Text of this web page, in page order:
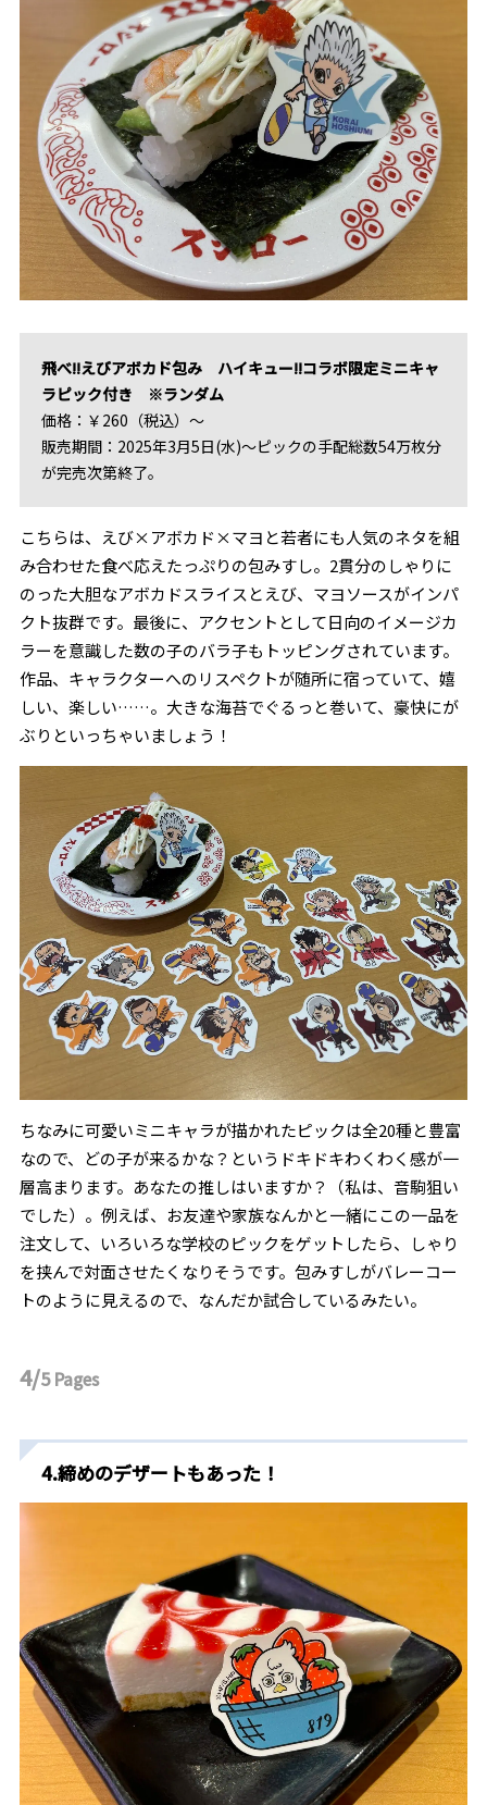
飛べ!!えびアボカド包み ハイキュー!!コラボ限定ミニキャ
ラピック付き ※ランダム
価格：￥260（税込）～
販売期間：2025年3月5日(水)～ピックの手配総数54万枚分
が完売次第終了。
こちらは、えび×アボカド×マヨと若者にも人気のネタを組
み合わせた食べ応えたっぷりの包みすし。2貫分のしゃりに
のった大胆なアボカドスライスとえび、マヨソースがインパ
クト抜群です。最後に、アクセントとして日向のイメージカ
ラーを意識した数の子のバラ子もトッピングされています。
作品、キャラクターへのリスペクトが随所に宿っていて、嬉
しい、楽しい……。大きな海苔でぐるっと巻いて、豪快にが
ぶりといっちゃいましょう！
ちなみに可愛いミニキャラが描かれたピックは全20種と豊富
なので、どの子が来るかな？というドキドキわくわく感が一
層高まります。あなたの推しはいますか？（私は、音駒狙い
でした）。例えば、お友達や家族なんかと一緒にこの一品を
注文して、いろいろな学校のピックをゲットしたら、しゃり
を挟んで対面させたくなりそうです。包みすしがバレーコー
トのように見えるので、なんだか試合しているみたい。
4/5Pages
4.締めのデザートもあった！